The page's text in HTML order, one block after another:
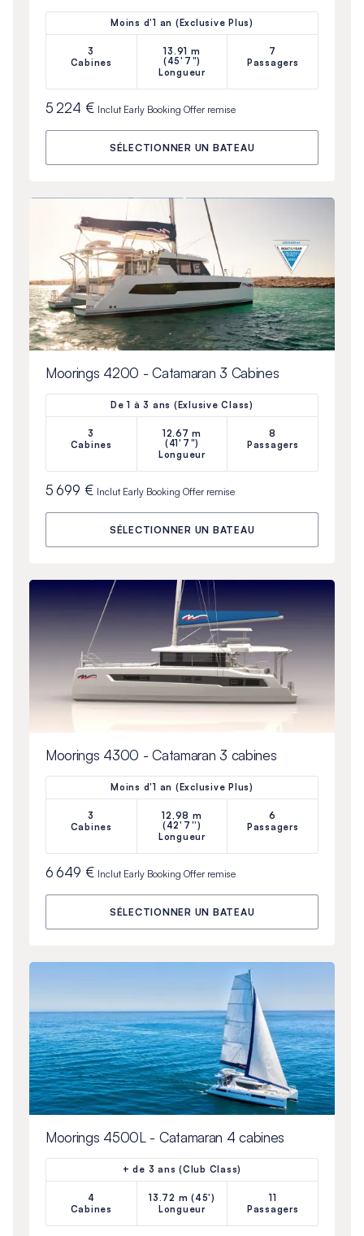
Moins d'1 an (Exclusive Plus)
3
Cabines
13.91 m
(45'7")
Longueur
7
Passagers
5 224 € Inclut Early Booking Offerremise
SÉLECTIONNER UN BATEAU
Moorings 4200 - Catamaran 3 Cabines
De 1 à 3 ans (Exlusive Class)
3
Cabines
12.67 m
(41'7")
Longueur
8
Passagers
5 699 € Inclut Early Booking Offerremise
SÉLECTIONNER UN BATEAU
Moorings 4300 - Catamaran 3 cabines
Moins d'1 an (Exclusive Plus)
3
Cabines
12,98 m
(42'7'')
Longueur
6
Passagers
6 649 € Inclut Early Booking Offerremise
SÉLECTIONNER UN BATEAU
Moorings 4500L - Catamaran 4 cabines
+ de 3 ans (Club Class)
4
Cabines
13.72 m (45')
Longueur
11
Passagers